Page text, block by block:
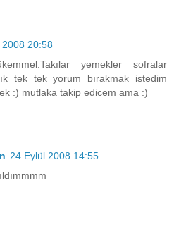
2008 20:58
yemekler sofralar
tek tek yorum bırakmak istedim
:) mutlaka takip edicem ama :)
24 Eylül 2008 14:55